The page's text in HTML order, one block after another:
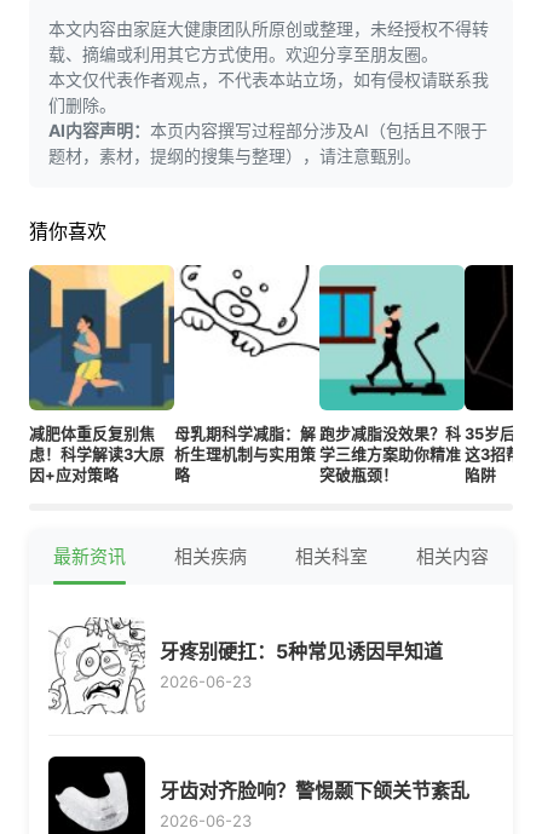
本文内容由家庭大健康团队所原创或整理，未经授权不得转
载、摘编或利用其它方式使用。欢迎分享至朋友圈。
本文仅代表作者观点，不代表本站立场，如有侵权请联系我
们删除。
AI内容声明： 本页内容撰写过程部分涉及AI（包括且不限于
题材，素材，提纲的搜集与整理），请注意甄别。
猜你喜欢
减肥体重反复别焦
虑！科学解读3大原
因+应对策略
母乳期科学减脂：解
析生理机制与实用策
略
跑步减脂没效果？科
学三维方案助你精准
突破瓶颈！
35岁后减
这3招帮你
陷阱
最新资讯 相关疾病 相关科室 相关内容
牙疼别硬扛：5种常见诱因早知道
2026-06-23
牙齿对齐脸响？警惕颞下颌关节紊乱
2026-06-23